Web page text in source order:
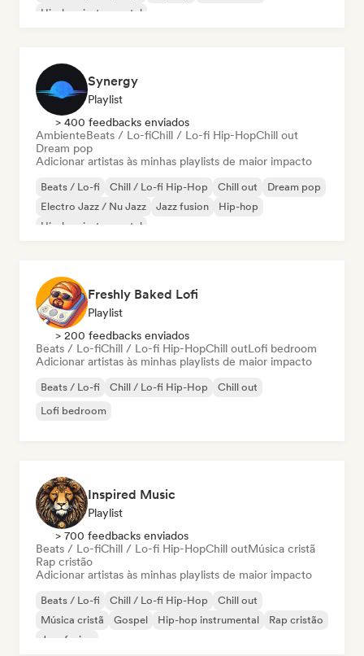
Hip-hop instrumental
Synergy
Playlist
> 400 feedbacks enviados
AmbienteBeats / Lo-fiChill / Lo-fi Hip-HopChill out
Dream pop
Adicionar artistas às minhas playlists de maior impacto
Beats / Lo-fi Chill / Lo-fi Hip-Hop Chill out
Dream pop
Electro Jazz / Nu Jazz
Jazz fusion
Hip-hop
Hip-hop instrumental
Freshly Baked Lofi
Playlist
> 200 feedbacks enviados
Beats / Lo-fiChill / Lo-fi Hip-HopChill outLofi bedroom
Adicionar artistas às minhas playlists de maior impacto
Beats / Lo-fi Chill / Lo-fi Hip-Hop
Chill out
Lofi bedroom
Inspired Music
Playlist
> 700 feedbacks enviados
Beats / Lo-fiChill / Lo-fi Hip-HopChill outMúsica cristã
Rap cristão
Adicionar artistas às minhas playlists de maior impacto
Beats / Lo-fi Chill / Lo-fi Hip-Hop
Chill out
Música cristã
Gospel Hip-hop instrumental
Rap cristão
Jazz fusion